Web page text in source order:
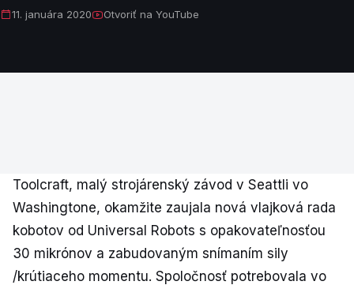
Kontaktujte nás
11. januára 2020 Otvoriť na YouTube
Toolcraft, malý strojárenský závod v Seattli vo
Washingtone, okamžite zaujala nová vlajková rada
kobotov od Universal Robots s opakovateľnosťou
30 mikrónov a zabudovaným snímaním sily
/krútiaceho momentu. Spoločnosť potrebovala vo